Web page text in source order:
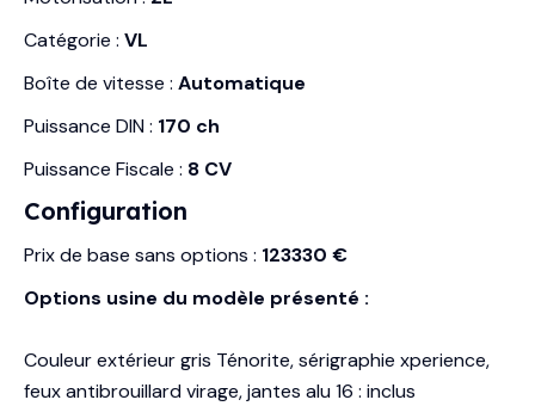
Catégorie : VL
Boîte de vitesse : Automatique
Puissance DIN : 170 ch
Puissance Fiscale : 8 CV
Configuration
Prix de base sans options : 123330 €
Options usine du modèle présenté :
Couleur extérieur gris Ténorite, sérigraphie xperience,
feux antibrouillard virage, jantes alu 16 : inclus